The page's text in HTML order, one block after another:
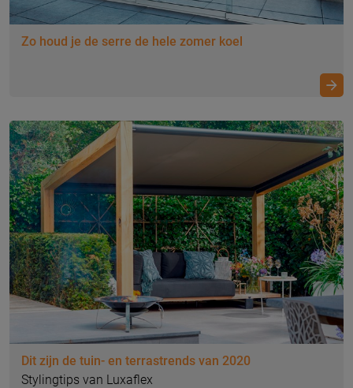
Zo houd je de serre de hele zomer koel
Dit zijn de tuin- en terrastrends van 2020
Stylingtips van Luxaflex